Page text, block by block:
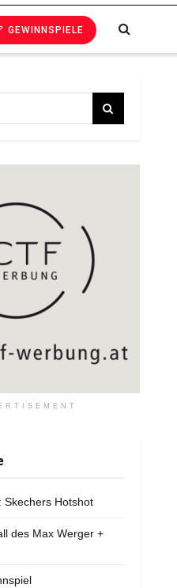
GEWINNSPIELE
Skechers Hotshot
des Max Werger +